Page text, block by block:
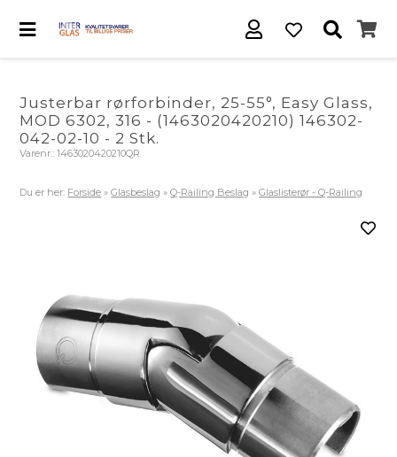
Justerbar rørforbinder, 25-55°, Easy Glass,
MOD 6302, 316 - (1463020420210) 146302-
042-02-10 - 2 Stk.
Varenr.:1463020420210QR
Du er her: Forside »Glasbeslag »Q-Railing Beslag »Glaslisterør - Q-Railing